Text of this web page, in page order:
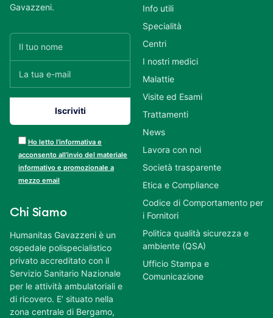
Gavazzeni.
Ho letto l’informativa e
acconsento all’invio del materiale
informativo e promozionale a
mezzo email
Chi Siamo
Humanitas Gavazzeni è un
ospedale polispecialistico
privato accreditato con il
Servizio Sanitario Nazionale
per le attività ambulatoriali e
di ricovero. E’ situato nella
zona centrale di Bergamo,
Info utili
Specialità
Centri
I nostri medici
Malattie
Visite ed Esami
Trattamenti
News
Lavora con noi
Società trasparente
Etica e Compliance
Codice di Comportamento per
i Fornitori
Politica qualità sicurezza e
ambiente (QSA)
Ufficio Stampa e
Comunicazione